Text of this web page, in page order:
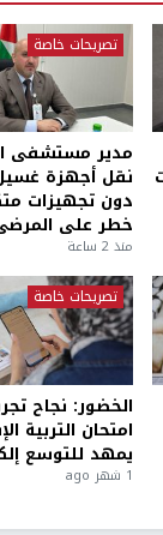
تصريحات خاصة
مدير مستشفى
نقل أجهزة
دون تجهيزات
خطر على
منذ 2 ساعة
تصريحات خاصة
الخضور: نجاح
امتحان التربية
يمهد للتوسع
1 شهر ago